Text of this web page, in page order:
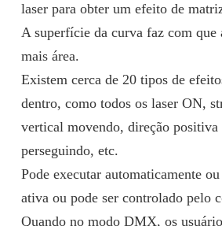
laser para obter um efeito de
A superfície da curva faz com que
mais área.
Existem cerca de 20 tipos de
dentro, como todos os laser ON,
vertical movendo, direção
perseguindo, etc.
Pode executar automaticamente
ativa ou pode ser controlado pelo
Quando no modo DMX, os